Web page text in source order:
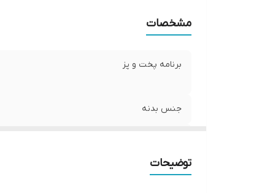
مشخصات
برنامه پخت و پز
جنس بدنه
توضیحات